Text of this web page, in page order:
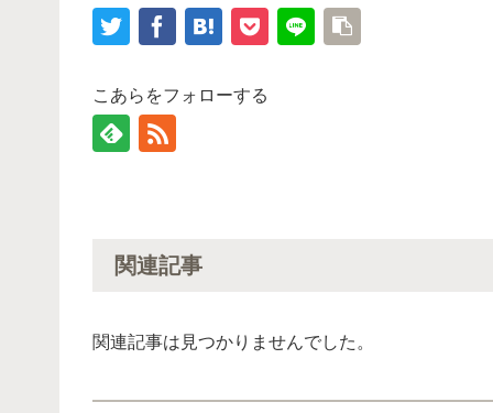
こあらをフォローする
関連記事
関連記事は見つかりませんでした。